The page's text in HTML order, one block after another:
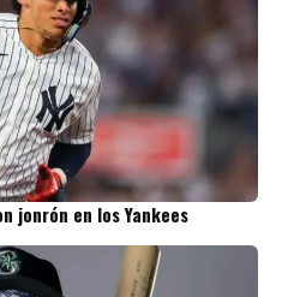
jonrón en los Yankees